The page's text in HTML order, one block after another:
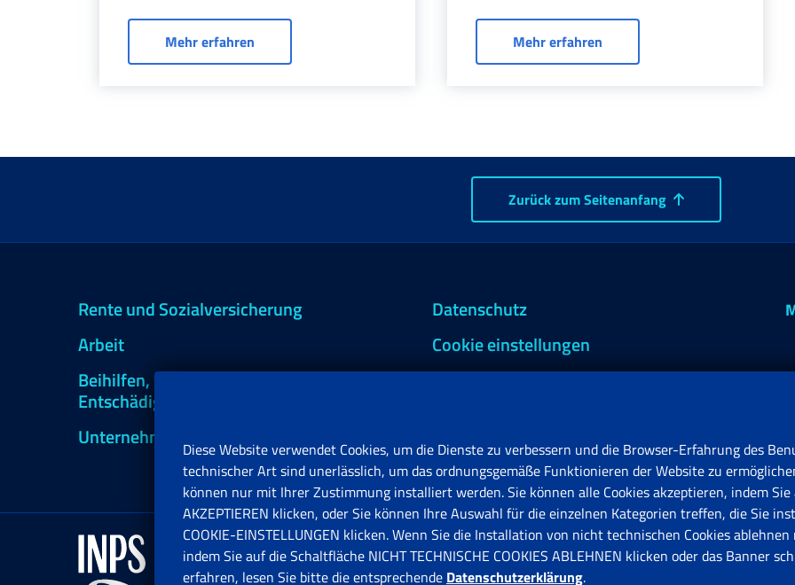
Sozialleistungen und ihre begünstigten
Familienangehörigen und Verwandten.
Mehr erfahren HCP - Häusliche Pflege für pflegebedürftige Personen (Home Care Premium): Antrag
Mehr erfahren
Zurück zum Seitenanfang
Rente und Sozialversicherung
Arbeit
Beihilfen, Subventionen und
Entschädigungen
Unternehmen und Freiberufler
Datenschutz
Cookie einstellungen
Diese Website verwendet Cookies, um die Dienste zu verbessern und die Browser-Erfahrung des
technischer Art sind unerlässlich, um das ordnungsgemäße Funktionieren der Website zu
können nur mit Ihrer Zustimmung installiert werden. Sie können alle Cookies akzeptieren, indem Sie
AKZEPTIEREN klicken, oder Sie können Ihre Auswahl für die einzelnen Kategorien treffen, die Sie
COOKIE-EINSTELLUNGEN klicken. Wenn Sie die Installation von nicht technischen Cookies
indem Sie auf die Schaltfläche NICHT TECHNISCHE COOKIES ABLEHNEN klicken oder das Banner
erfahren, lesen Sie bitte die entsprechende Datenschutzerklärung.